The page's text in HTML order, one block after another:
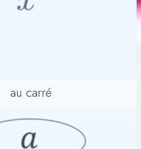
au carré